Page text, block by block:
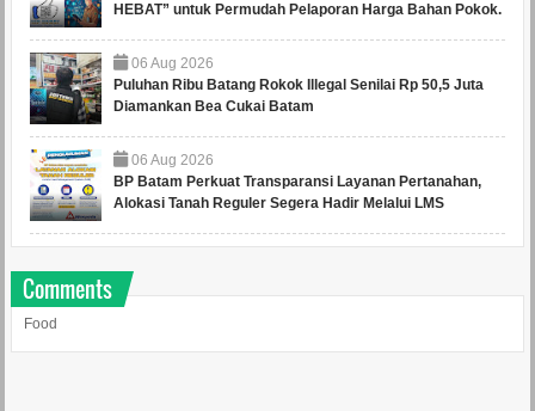
HEBAT” untuk Permudah Pelaporan Harga Bahan Pokok.
06 Aug 2026
Puluhan Ribu Batang Rokok Illegal Senilai Rp 50,5 Juta
Diamankan Bea Cukai Batam
06 Aug 2026
BP Batam Perkuat Transparansi Layanan Pertanahan,
Alokasi Tanah Reguler Segera Hadir Melalui LMS
Comments
Food